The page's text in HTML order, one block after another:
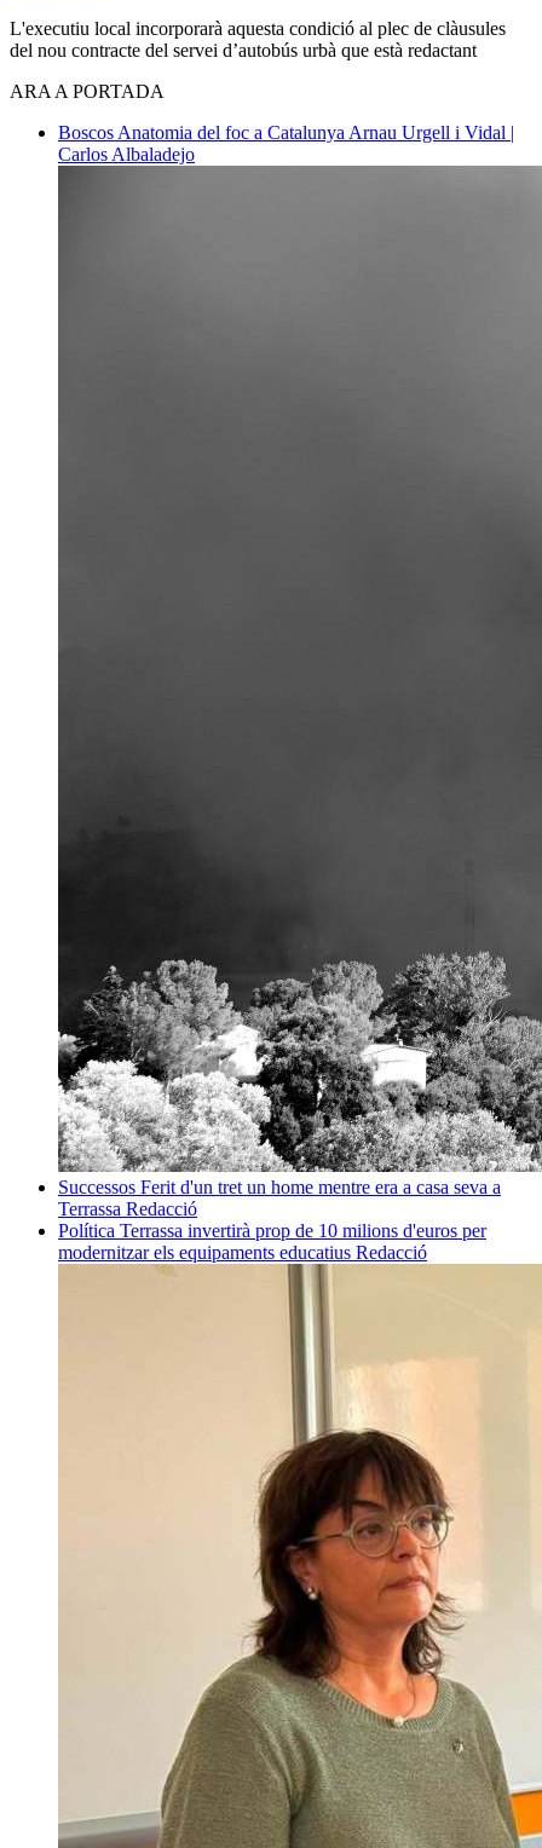
L'executiu local incorporarà aquesta condició al plec de clàusules
del nou contracte del servei d’autobús urbà que està redactant
ARA A PORTADA
Boscos Anatomia del foc a Catalunya Arnau Urgell i Vidal |
Carlos Albaladejo
Successos Ferit d'un tret un home mentre era a casa seva a
Terrassa Redacció
Política Terrassa invertirà prop de 10 milions d'euros per
modernitzar els equipaments educatius Redacció